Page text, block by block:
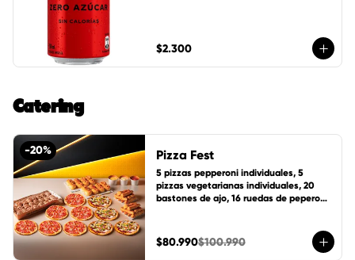
$2.300
Catering
-20% Pizza Fest
5 pizzas pepperoni individuales, 5
pizzas vegetarianas individuales, 20
bastones de ajo, 16 ruedas de peperoni,
pote mantequilla de ajo.
$80.990$100.990